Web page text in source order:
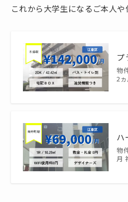
これから大学生になるご本人
物
2
ハ
物
月